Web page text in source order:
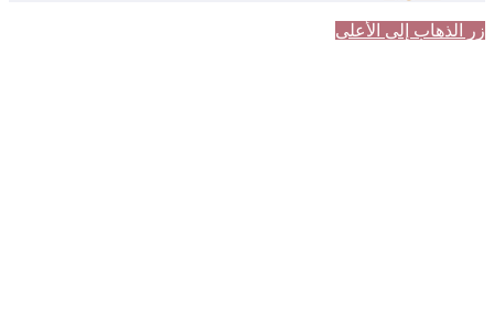
زر الذهاب إلى الأعلى